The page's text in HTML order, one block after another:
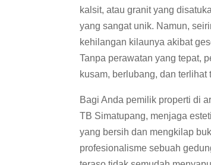
kalsit, atau granit yang
yang sangat unik. Namun,
kehilangan kilaunya akibat
Tanpa perawatan yang tepat,
kusam, berlubang, dan terlihat
Bagi Anda pemilik properti di
TB Simatupang, menjaga
yang bersih dan mengkilap
profesionalisme sebuah